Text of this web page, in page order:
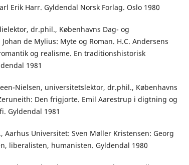
Erik Harr. Gyldendal Norsk Forlag. Oslo 1980
dr.phil., Københavns Dag- og
de Mylius: Myte og Roman. H.C. Andersens
og realisme. En traditionshistorisk
1981
Nielsen, universitetslektor, dr.phil., Københavns
Den frigjorte. Emil Aarestrup i digtning og
Gyldendal 1981
Aarhus Universitet: Sven Møller Kristensen: Georg
liberalisten, humanisten. Gyldendal 1980